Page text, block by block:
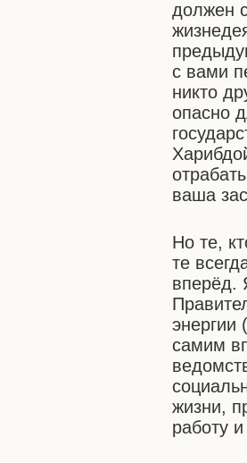
должен
с вами
никто
опасно
ваша
Но те,
те
вперёд.
энергии
самим
жизни,
работу